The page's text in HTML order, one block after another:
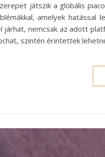
játszik a globális
amelyek
nemcsak az adott
szintén érintettek